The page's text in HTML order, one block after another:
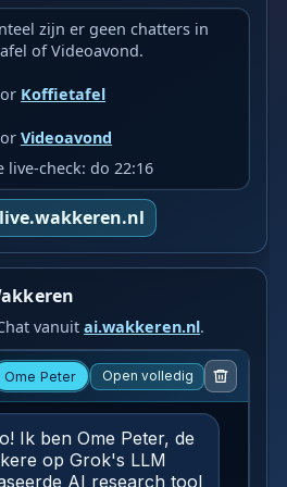
zijn er geen chatters in
of Videoavond.
Koffietafel
Videoavond
live-check: do 22:16
vanuitai.wakkeren.nl.